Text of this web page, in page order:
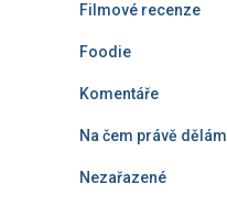
Filmové recenze
Foodie
Komentáře
Na čem právě dělám
Nezařazené